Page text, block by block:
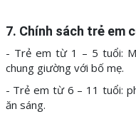
7. Chính sách trẻ em
- Trẻ em từ 1 – 5 tuổi:
chung giường với bố mẹ.
- Trẻ em từ 6 – 11 tuổi:
ăn sáng.